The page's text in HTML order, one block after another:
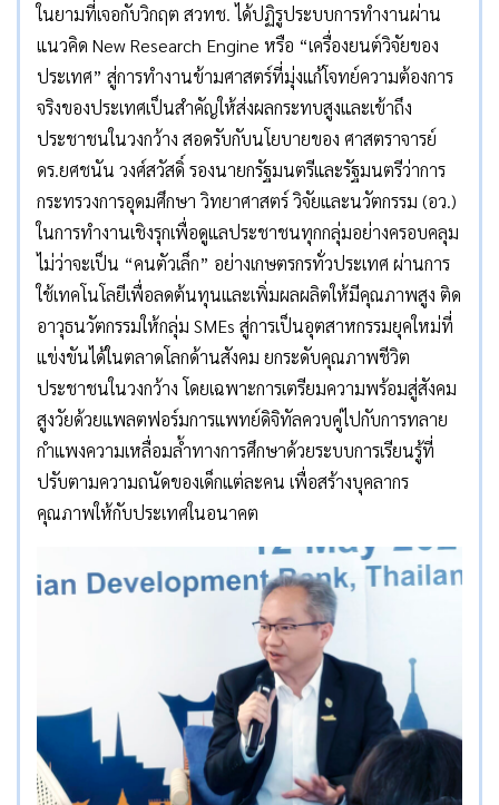
ในยามที่เจอกับวิกฤต สวทช. ได้ปฏิรูประบบการทำงานผ่าน
แนวคิด New Research Engine หรือ “เครื่องยนต์วิจัยของ
ประเทศ” สู่การทำงานข้ามศาสตร์ที่มุ่งแก้โจทย์ความต้องการ
จริงของประเทศเป็นสำคัญให้ส่งผลกระทบสูงและเข้าถึง
ประชาชนในวงกว้าง สอดรับกับนโยบายของ ศาสตราจารย์
ดร.ยศชนัน วงศ์สวัสดิ์ รองนายกรัฐมนตรีและรัฐมนตรีว่าการ
กระทรวงการอุดมศึกษา วิทยาศาสตร์ วิจัยและนวัตกรรม (อว.)
ในการทำงานเชิงรุกเพื่อดูแลประชาชนทุกกลุ่มอย่างครอบคลุม
ไม่ว่าจะเป็น “คนตัวเล็ก” อย่างเกษตรกรทั่วประเทศ ผ่านการ
ใช้เทคโนโลยีเพื่อลดต้นทุนและเพิ่มผลผลิตให้มีคุณภาพสูง ติด
อาวุธนวัตกรรมให้กลุ่ม SMEs สู่การเป็นอุตสาหกรรมยุคใหม่ที่
แข่งขันได้ในตลาดโลกด้านสังคม ยกระดับคุณภาพชีวิต
ประชาชนในวงกว้าง โดยเฉพาะการเตรียมความพร้อมสู่สังคม
สูงวัยด้วยแพลตฟอร์มการแพทย์ดิจิทัลควบคู่ไปกับการทลาย
กำแพงความเหลื่อมลํ้าทางการศึกษาด้วยระบบการเรียนรู้ที่
ปรับตามความถนัดของเด็กแต่ละคน เพื่อสร้างบุคลากร
คุณภาพให้กับประเทศในอนาคต